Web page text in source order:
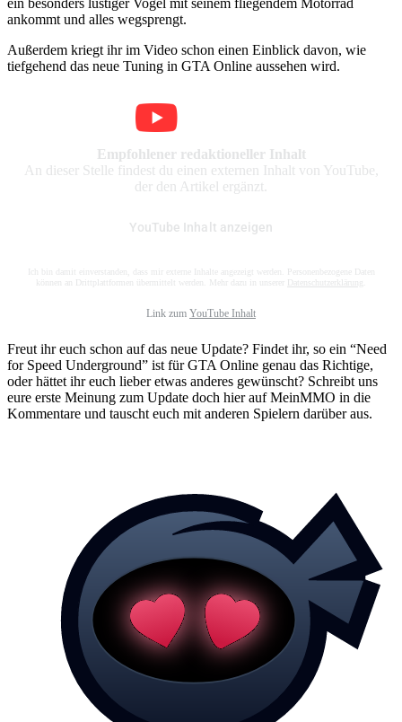
ankommt und alles wegsprengt.
Außerdem kriegt ihr im Video schon einen Einblick davon, wie
tiefgehend das neue Tuning in GTA Online aussehen wird.
Empfohlener redaktioneller Inhalt
An dieser Stelle findest du einen externen Inhalt von YouTube,
der den Artikel ergänzt.
YouTube Inhalt anzeigen
Ich bin damit einverstanden, dass mir externe Inhalte angezeigt werden. Personenbezogene Daten
können an Drittplattformen übermittelt werden. Mehr dazu in unserer Datenschutzerklärung
Link zum YouTube Inhalt
Freut ihr euch schon auf das neue Update? Findet ihr, so ein “Need
for Speed Underground” ist für GTA Online genau das Richtige,
oder hättet ihr euch lieber etwas anderes gewünscht? Schreibt uns
eure erste Meinung zum Update doch hier auf MeinMMO in die
Kommentare und tauscht euch mit anderen Spielern darüber aus.